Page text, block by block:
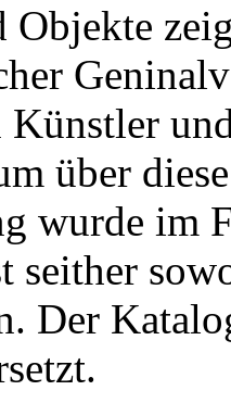
Künstler
über
wurde im
seither
Der